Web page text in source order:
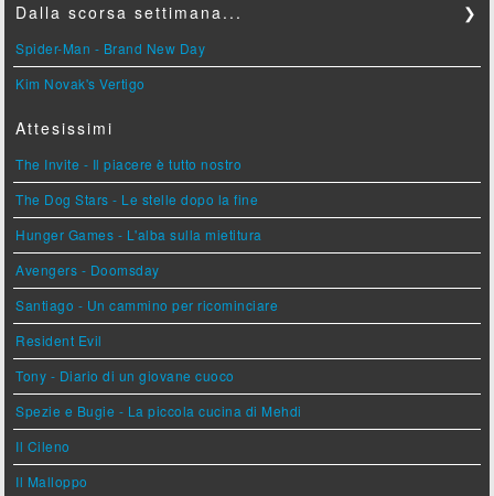
Dalla scorsa settimana... ❯
Spider-Man - Brand New Day
Kim Novak's Vertigo
Attesissimi
The Invite - Il piacere è tutto nostro
The Dog Stars - Le stelle dopo la fine
Hunger Games - L'alba sulla mietitura
Avengers - Doomsday
Santiago - Un cammino per ricominciare
Resident Evil
Tony - Diario di un giovane cuoco
Spezie e Bugie - La piccola cucina di Mehdi
Il Cileno
Il Malloppo